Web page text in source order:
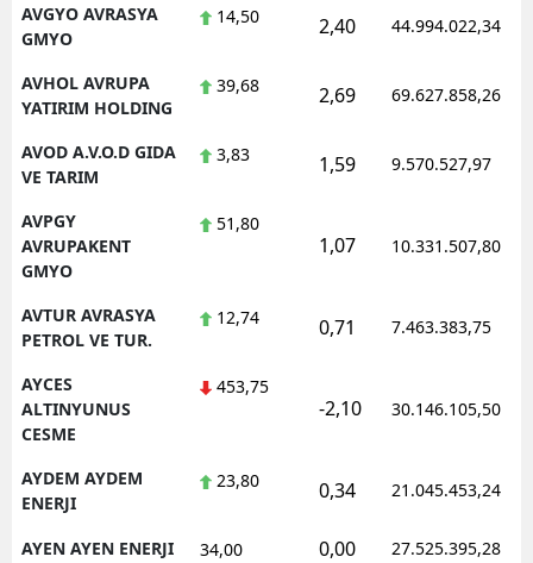
AVGYO AVRASYA
GMYO
14,50 2,40 44.994.022,34
AVHOL AVRUPA
YATIRIM HOLDING
39,68 2,69 69.627.858,26
AVOD A.V.O.D GIDA
VE TARIM
3,83 1,59 9.570.527,97
AVPGY
AVRUPAKENT
GMYO
51,80
1,07 10.331.507,80
AVTUR AVRASYA
PETROL VE TUR.
12,74 0,71 7.463.383,75
AYCES
ALTINYUNUS
CESME
453,75
-2,10 30.146.105,50
AYDEM AYDEM
ENERJI
23,80 0,34 21.045.453,24
AYEN AYEN ENERJI 34,00 0,00 27.525.395,28